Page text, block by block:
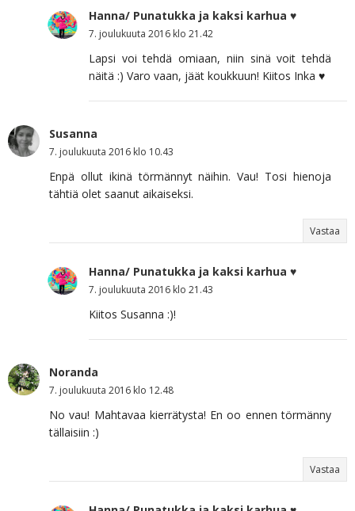
Hanna/ Punatukka ja kaksi karhua ♥
7. joulukuuta 2016 klo 21.42
Lapsi voi tehdä omiaan, niin sinä voit tehdä
näitä :) Varo vaan, jäät koukkuun! Kiitos Inka ♥
Susanna
7. joulukuuta 2016 klo 10.43
Enpä ollut ikinä törmännyt näihin. Vau! Tosi hienoja
tähtiä olet saanut aikaiseksi.
Vastaa
Hanna/ Punatukka ja kaksi karhua ♥
7. joulukuuta 2016 klo 21.43
Kiitos Susanna :)!
Noranda
7. joulukuuta 2016 klo 12.48
No vau! Mahtavaa kierrätysta! En oo ennen törmänny
tällaisiin :)
Vastaa